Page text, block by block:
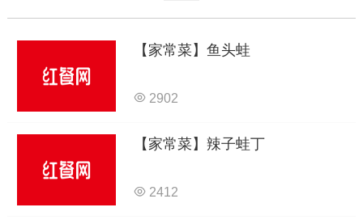
【家常菜】鱼头蛙
2902
【家常菜】辣子蛙丁
2412